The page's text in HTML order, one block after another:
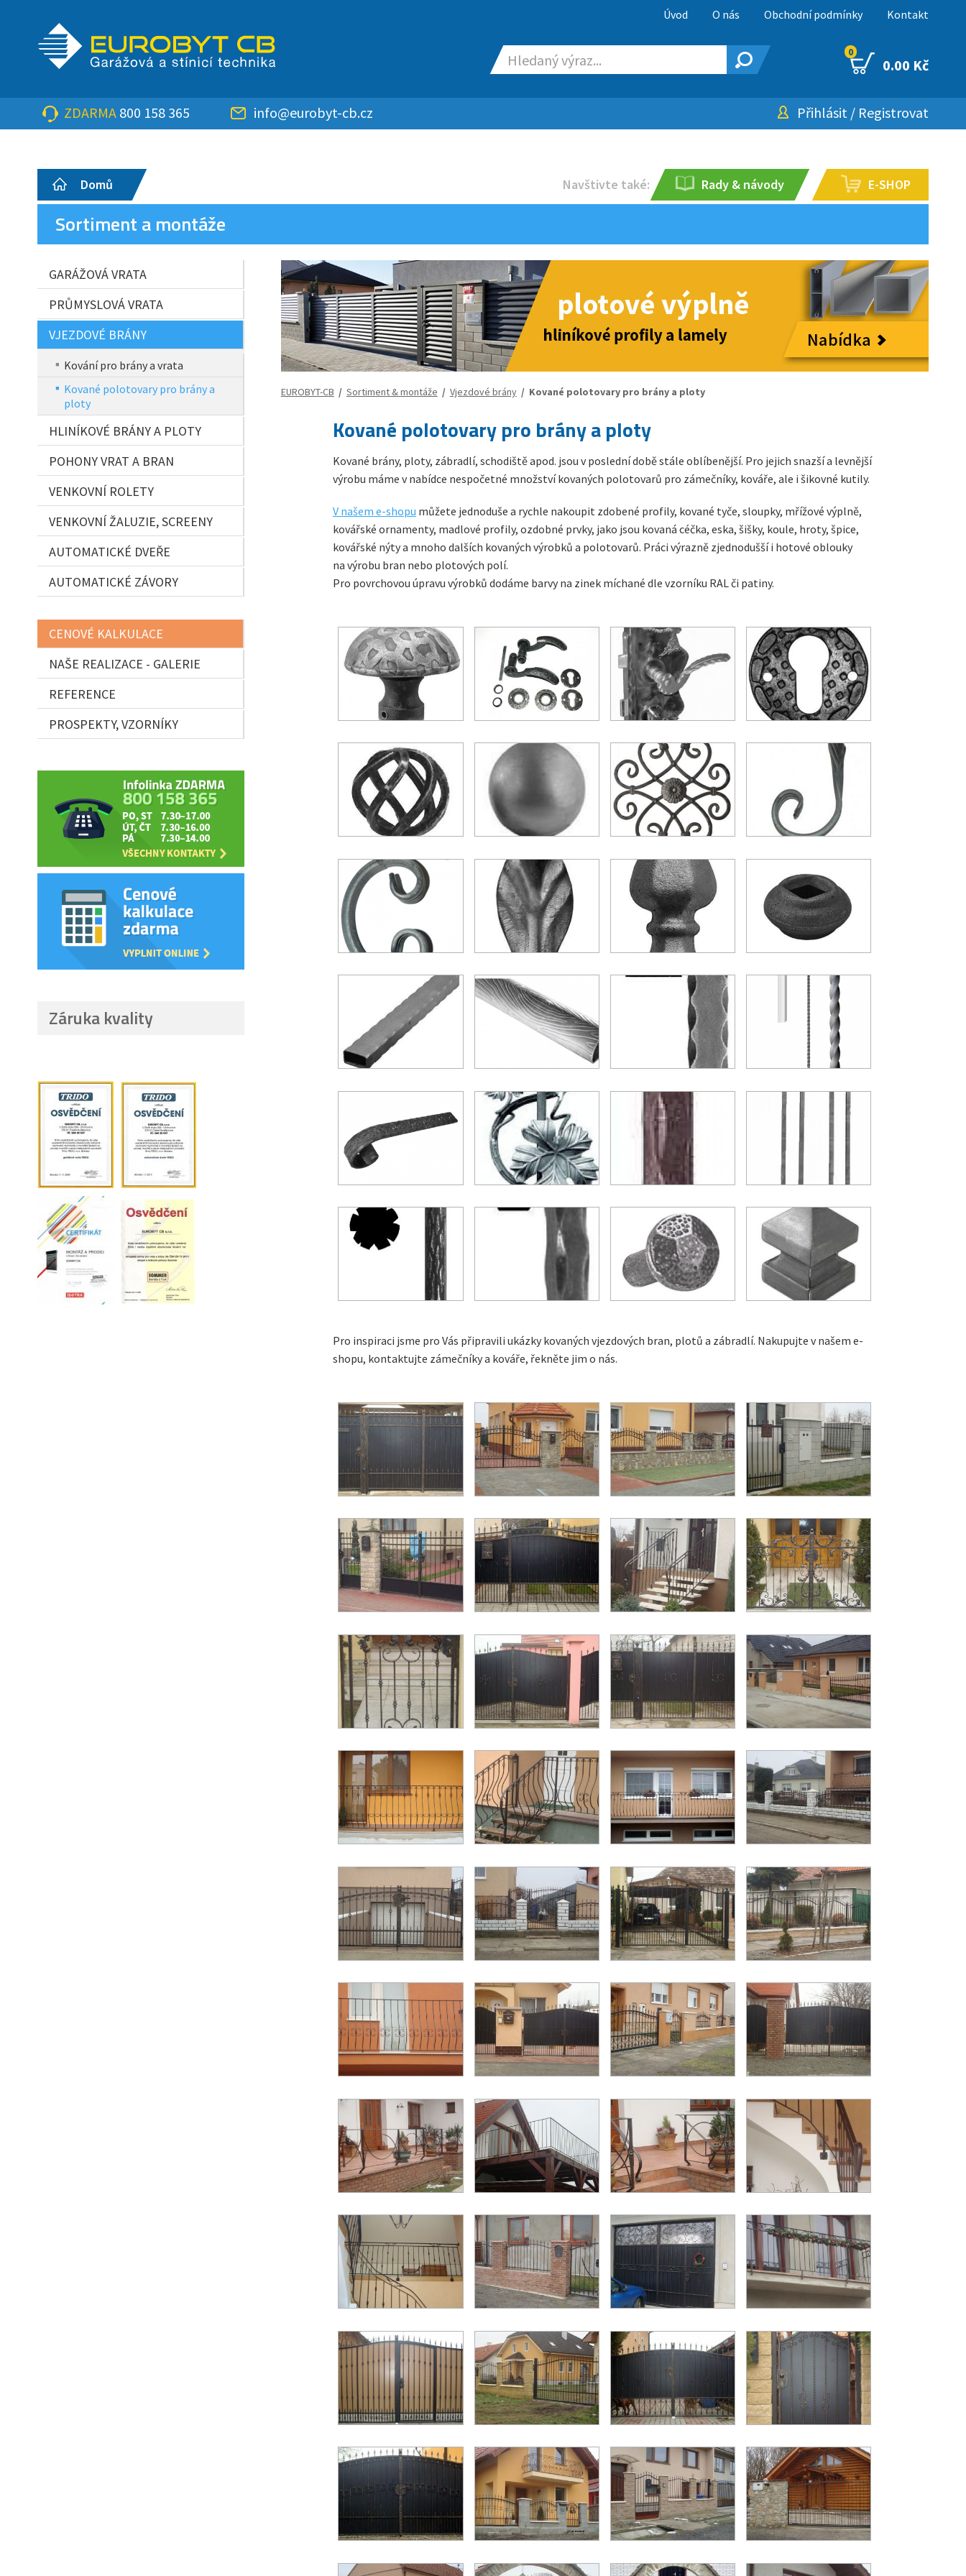
Úvod O nás Obchodní podmínky Kontakt
0
0.00 Kč
ZDARMA 800 158 365 info@eurobyt-cb.cz Přihlásit / Registrovat
Domů Navštivte také: Rady & návody E-SHOP
Sortiment a montáže
GARÁŽOVÁ VRATA
PRŮMYSLOVÁ VRATA
VJEZDOVÉ BRÁNY
Kování pro brány a vrata
Kované polotovary pro brány a
ploty
HLINÍKOVÉ BRÁNY A PLOTY
POHONY VRAT A BRAN
VENKOVNÍ ROLETY
VENKOVNÍ ŽALUZIE, SCREENY
AUTOMATICKÉ DVEŘE
AUTOMATICKÉ ZÁVORY
CENOVÉ KALKULACE
NAŠE REALIZACE - GALERIE
REFERENCE
PROSPEKTY, VZORNÍKY
Záruka kvality
EUROBYT-CB / Sortiment & montáže / Vjezdové brány/ Kované polotovary pro brány a ploty
Kované polotovary pro brány a ploty
Kované brány, ploty, zábradlí, schodiště apod. jsou v poslední době stále oblíbenější. Pro jejich snazší a levnější
výrobu máme v nabídce nespočetné množství kovaných polotovarů pro zámečníky, kováře, ale i šikovné kutily.
V našem e-shopu můžete jednoduše a rychle nakoupit zdobené profily, kované tyče, sloupky, mřížové výplně,
kovářské ornamenty, madlové profily, ozdobné prvky, jako jsou kovaná céčka, eska, šišky, koule, hroty, špice,
kovářské nýty a mnoho dalších kovaných výrobků a polotovarů. Práci výrazně zjednodušší i hotové oblouky
na výrobu bran nebo plotových polí.
Pro povrchovou úpravu výrobků dodáme barvy na zinek míchané dle vzorníku RAL či patiny.
Pro inspiraci jsme pro Vás připravili ukázky kovaných vjezdových bran, plotů a zábradlí. Nakupujte v našem e-
shopu, kontaktujte zámečníky a kováře, řekněte jim o nás.